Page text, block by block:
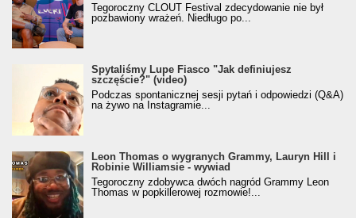
Tegoroczny CLOUT Festival zdecydowanie nie był
pozbawiony wrażeń. Niedługo po...
Spytaliśmy Lupe Fiasco "Jak definiujesz
szczęście?" (video)
Podczas spontanicznej sesji pytań i odpowiedzi (Q&A)
na żywo na Instagramie...
Leon Thomas o wygranych Grammy, Lauryn Hill i
Robinie Williamsie - wywiad
Tegoroczny zdobywca dwóch nagród Grammy Leon
Thomas w popkillerowej rozmowie!...